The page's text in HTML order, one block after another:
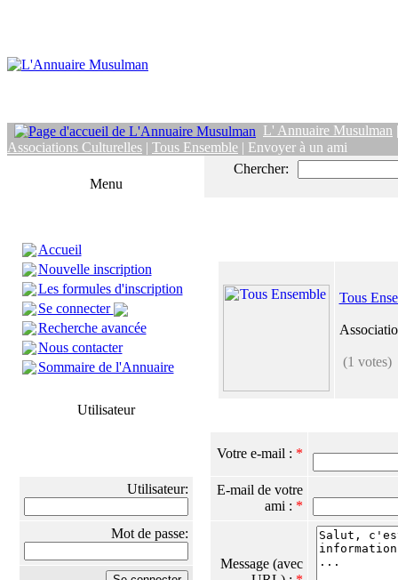
L' Annuaire Musulman
Associations Culturelles | Tous Ensemble | Envoyer à un ami
Menu
Accueil
Nouvelle inscription
Les formules d'inscription
Se connecter
Recherche avancée
Nous contacter
Sommaire de l'Annuaire
Utilisateur
Utilisateur:
Mot de passe:
Chercher:
Tous
(1 votes)
Votre e-mail : *
E-mail de votre
ami : *
Message (avec